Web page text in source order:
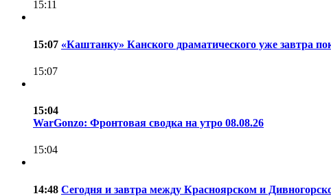
15:11
15:07 «Каштанку» Канского драматического уже завтра
15:07
15:04
WarGonzo: Фронтовая сводка на утро 08.08.26
15:04
14:48 Сегодня и завтра между Красноярском и